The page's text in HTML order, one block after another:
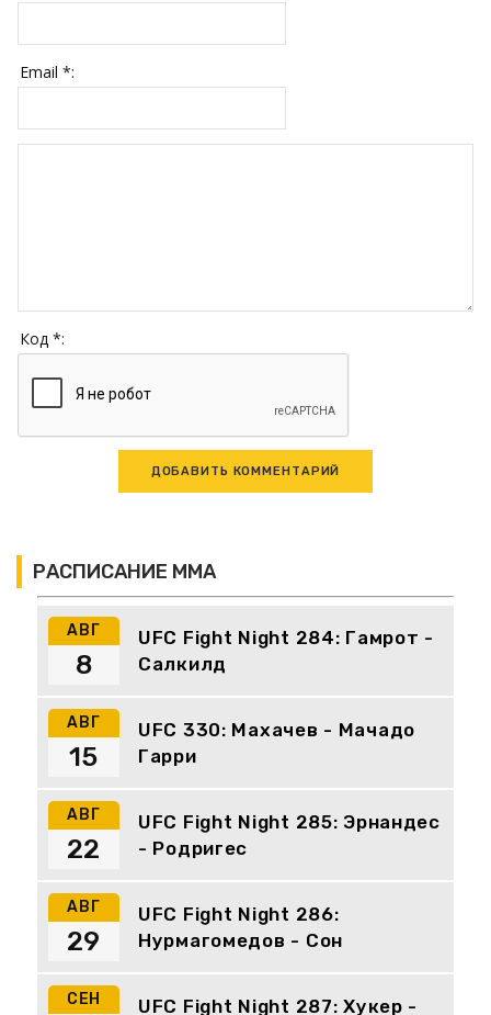
РАСПИСАНИЕ ММА
АВГ
UFC Fight Night 284: Гамрот -
Салкилд
8
АВГ
UFC 330: Махачев - Мачадо
Гарри
15
АВГ
UFC Fight Night 285: Эрнандес
- Родригес
22
АВГ
UFC Fight Night 286:
Нурмагомедов - Сон
29
СЕН UFC Fight Night 287: Хукер -
Email *:
Код *: